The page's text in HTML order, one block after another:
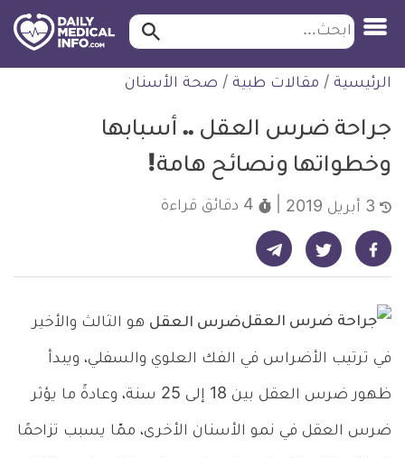
التخطي
للمحتوى
ابحث ابحث…
الرئيسية / مقالات طبية / صحة الأسنان
جراحة ضرس العقل .. أسبابها
وخطواتها ونصائح هامة!
4 دقائق قراءة
شارك على فيسبوك - ديلي ميديكال انفو شارك على تويتر - ديلي ميديكال انفو شارك على تيليجرام - ديلي ميديكال انفو
ضرس العقل هو الثالث والأخير
في ترتيب الأضراس في الفك العلوي والسفلي، ويبدأ
ظهور ضرس العقل بين 18 إلى 25 سنة، وعادةً ما يؤثر
ضرس العقل في نمو الأسنان الأخرى، ممّا يسبب تزاحمًا